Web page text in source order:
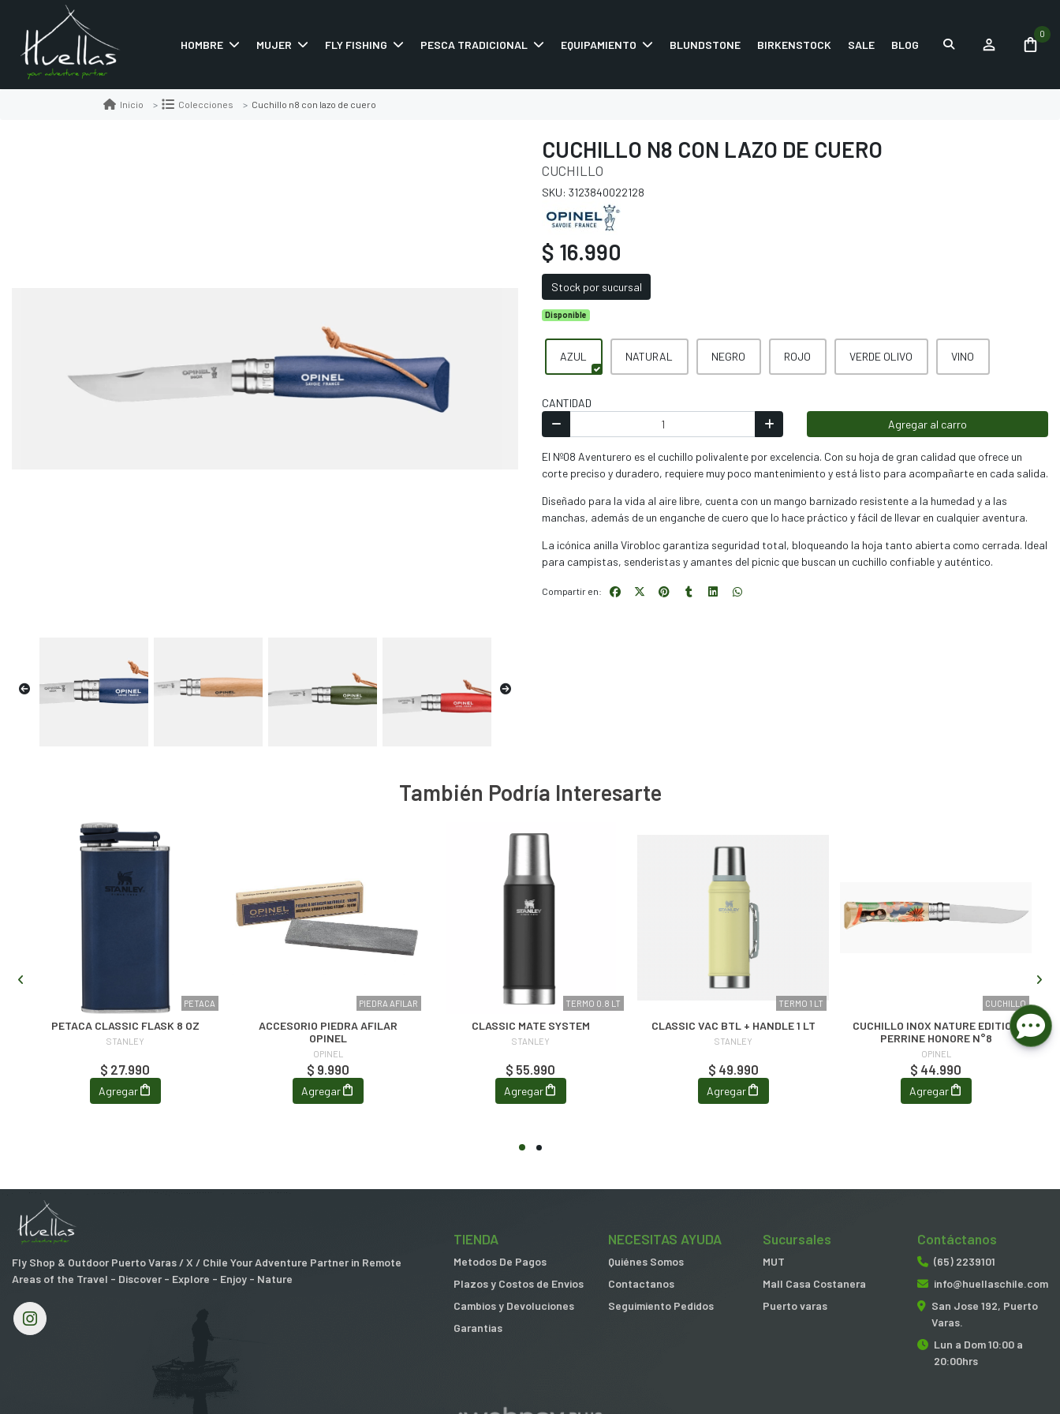
HOMBRE MUJER FLY FISHING PESCA TRADICIONAL EQUIPAMIENTO BLUNDSTONE BIRKENSTOCK SALE BLOG
0
Inicio Colecciones Cuchillo n8 con lazo de cuero
CUCHILLO N8 CON LAZO DE CUERO
CUCHILLO
SKU: 3123840022128
$ 16.990
Stock por sucursal
Disponible
AZUL NATURAL NEGRO ROJO VERDE OLIVO VINO
CANTIDAD
Agregar al carro
El Nº08 Aventurero es el cuchillo polivalente por excelencia. Con su hoja de gran calidad que ofrece un
corte preciso y duradero, requiere muy poco mantenimiento y está listo para acompañarte en cada salida.
Diseñado para la vida al aire libre, cuenta con un mango barnizado resistente a la humedad y a las
manchas, además de un enganche de cuero que lo hace práctico y fácil de llevar en cualquier aventura.
La icónica anilla Virobloc garantiza seguridad total, bloqueando la hoja tanto abierta como cerrada. Ideal
para campistas, senderistas y amantes del picnic que buscan un cuchillo confiable y auténtico.
Compartir en:
También Podría Interesarte
PETACA
PETACA CLASSIC FLASK 8 OZ
STANLEY
$ 27.990
Agregar
PIEDRA AFILAR
ACCESORIO PIEDRA AFILAR
OPINEL
OPINEL
$ 9.990
Agregar
TERMO 0.8 LT
CLASSIC MATE SYSTEM
STANLEY
$ 55.990
Agregar
TERMO 1 LT
CLASSIC VAC BTL + HANDLE 1 LT
STANLEY
$ 49.990
Agregar
CUCHILLO
CUCHILLO INOX NATURE EDITION
PERRINE HONORE N°8
OPINEL
$ 44.990
Agregar
Fly Shop & Outdoor Puerto Varas / X / Chile Your Adventure Partner in Remote
Areas of the Travel - Discover - Explore - Enjoy - Nature
TIENDA
Metodos De Pagos
Plazos y Costos de Envios
Cambios y Devoluciones
Garantias
NECESITAS AYUDA
Quiénes Somos
Contactanos
Seguimiento Pedidos
Sucursales
MUT
Mall Casa Costanera
Puerto varas
Contáctanos
(65) 2239101
info@huellaschile.com
San Jose 192, Puerto
Varas.
Lun a Dom 10:00 a
20:00hrs